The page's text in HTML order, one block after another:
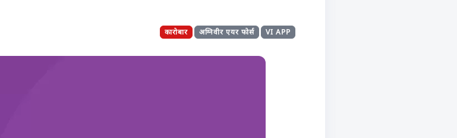
VI APP
अग्निवीर एयर फोर्स
कारोबार